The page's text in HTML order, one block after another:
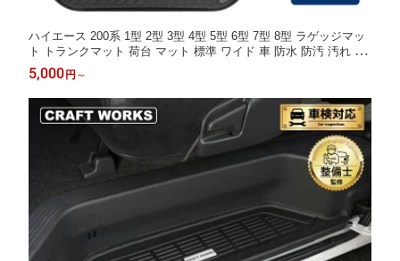
ハイエース 200系 1型 2型 3型 4型 5型 6型 7型 8型 ラゲッジマッ
ト トランクマット 荷台 マット 標準 ワイド 車 防水 防汚 汚れ 防
止 3D ラゲージ トレイ カスタム アクセサリー 専用 カー フロア
マット ラゲッジ トランク 200 荷 室 S GL DX HIACE フロント リ
ア サイズ
5,000 円 ～